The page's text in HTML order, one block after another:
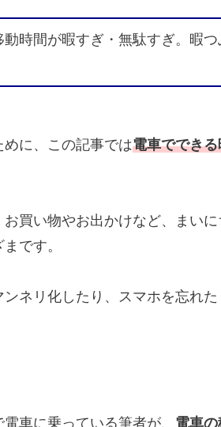
動時間が暇すぎ・無駄すぎ。暇
に、この記事では電車ででき
買い物やお出かけなど、まい
です。
ネリ化したり、スマホを忘れ
車に乗っている筆者が、 電車